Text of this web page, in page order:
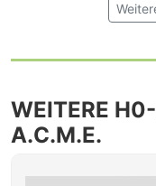
WEITERE
A.C.M.E.